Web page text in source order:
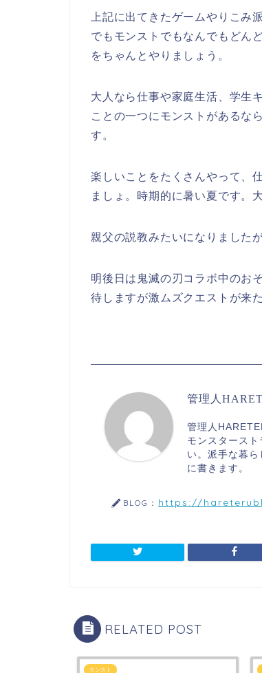
上記に出てきたゲームやりこみ
でもモンストでもなんでもどん
をちゃんとやりましょう。
大人なら仕事や家庭生活、学生
ことの一つにモンストがあるな
す。
楽しいことをたくさんやって、
ましょ。時期的に暑い夏です。
親父の説教みたいになりました
明後日は鬼滅の刃コラボ中のお
待しますが激ムズクエストが来
管理人
管理人
モンスタース
い。派手な暮
に書きます。
BLOG： https://
RELATED POST
モンスト